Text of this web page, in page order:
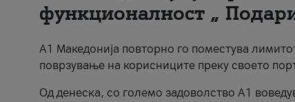
функционалност „
А1 Македонија повторно го поместува
поврзување на корисниците преку своето
Од денеска, со големо задоволство А1